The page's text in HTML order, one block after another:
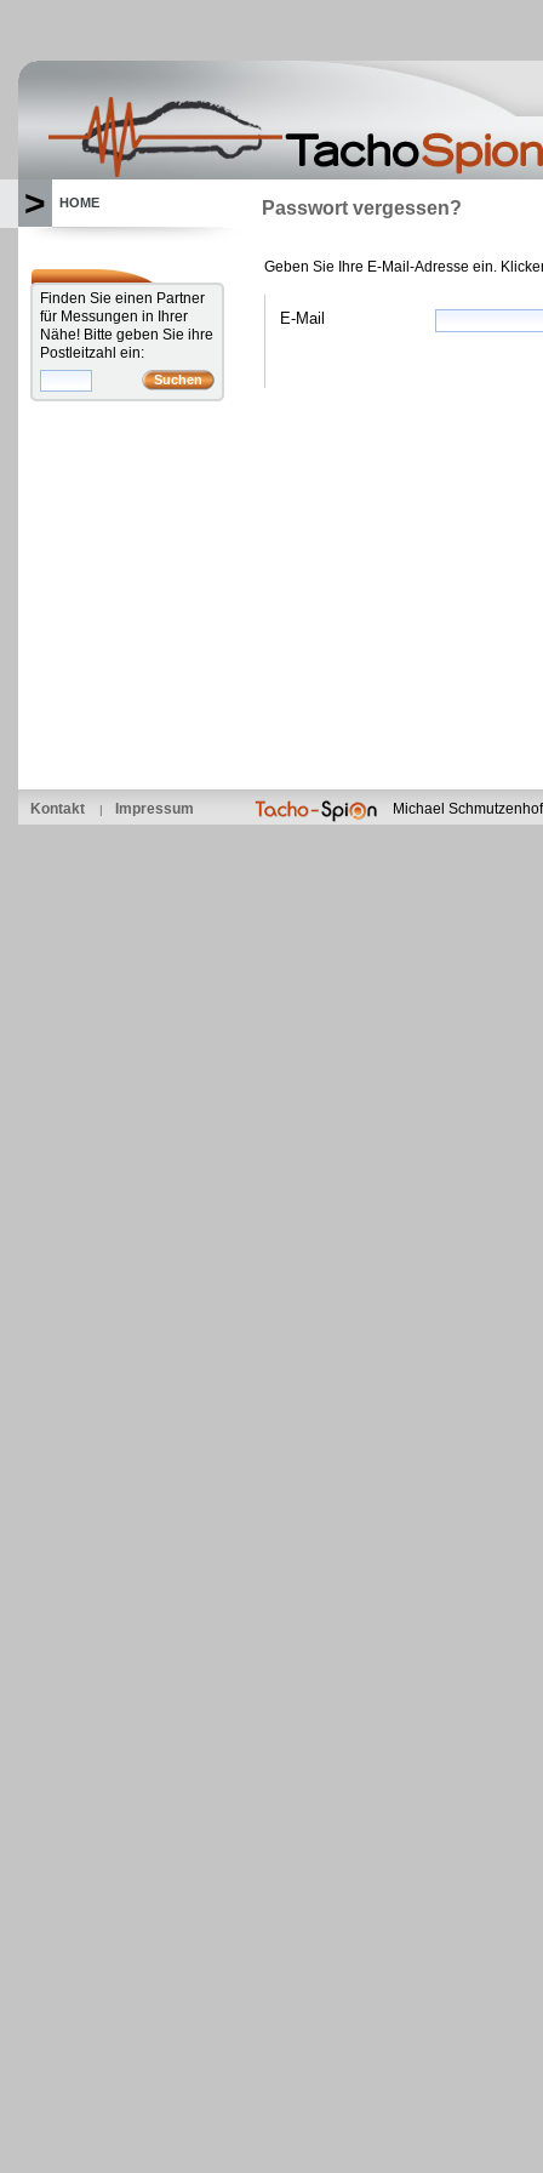
Passwort vergessen?
Geben Sie Ihre E-Mail-Adresse ein.
E-Mail
> HOME
Finden Sie einen Partner
für Messungen in Ihrer
Nähe! Bitte geben Sie ihre
Postleitzahl ein:
Kontakt | Impressum Michael